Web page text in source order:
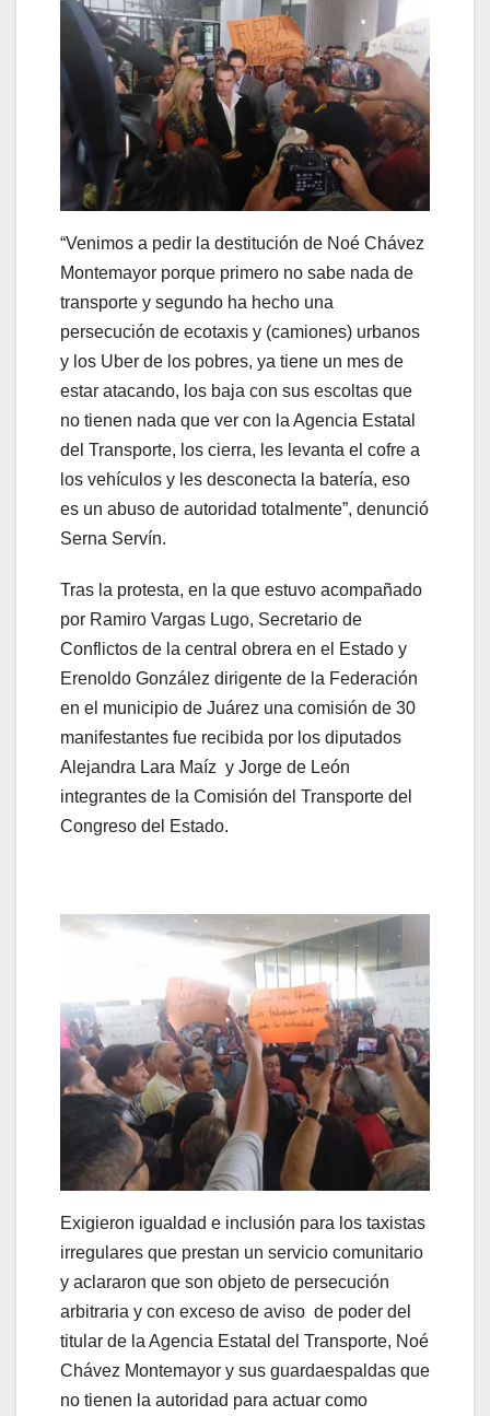
“Venimos a pedir la destitución de Noé Chávez
Montemayor porque primero no sabe nada de
transporte y segundo ha hecho una
persecución de ecotaxis y (camiones) urbanos
y los Uber de los pobres, ya tiene un mes de
estar atacando, los baja con sus escoltas que
no tienen nada que ver con la Agencia Estatal
del Transporte, los cierra, les levanta el cofre a
los vehículos y les desconecta la batería, eso
es un abuso de autoridad totalmente”, denunció
Serna Servín.
Tras la protesta, en la que estuvo acompañado
por Ramiro Vargas Lugo, Secretario de
Conflictos de la central obrera en el Estado y
Erenoldo González dirigente de la Federación
en el municipio de Juárez una comisión de 30
manifestantes fue recibida por los diputados
Alejandra Lara Maíz y Jorge de León
integrantes de la Comisión del Transporte del
Congreso del Estado.
Exigieron igualdad e inclusión para los taxistas
irregulares que prestan un servicio comunitario
y aclararon que son objeto de persecución
arbitraria y con exceso de aviso de poder del
titular de la Agencia Estatal del Transporte, Noé
Chávez Montemayor y sus guardaespaldas que
no tienen la autoridad para actuar como